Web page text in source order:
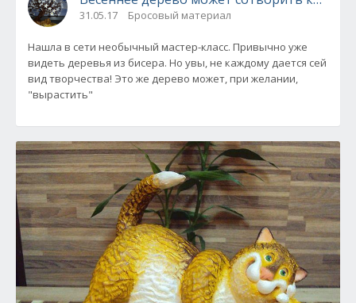
31.05.17 Бросовый материал
Нашла в сети необычный мастер-класс. Привычно уже
видеть деревья из бисера. Но увы, не каждому дается сей
вид творчества! Это же дерево может, при желании,
"вырастить"